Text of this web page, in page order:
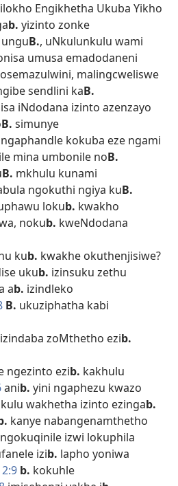
Engikhetha Ukuba Yikho
b. yizinto zonke
B., uNkulunkulu wami
umusa emadodaneni
malingcweliswe
sendlini kaB.
iNdodana izinto azenzayo
B. simunye
ngaphandle kokuba eze ngami
mina umbonile noB.
B. mkhulu kunami
ngokuthi ngiya kuB.
lokub. kwakho
nokub. kweNdodana
kub. kwakhe okuthenjisiwe?
ukub. izinsuku zethu
ab. izindleko
B. ukuziphatha kabi
izindaba zoMthetho ezib.
ngezinto ezib. kakhulu
anib. yini ngaphezu kwazo
wakhetha izinto ezingab.
kanye nabangenamthetho
ngokuqinile izwi lokuphila
izib. lapho yoniwa
b. kokuhle